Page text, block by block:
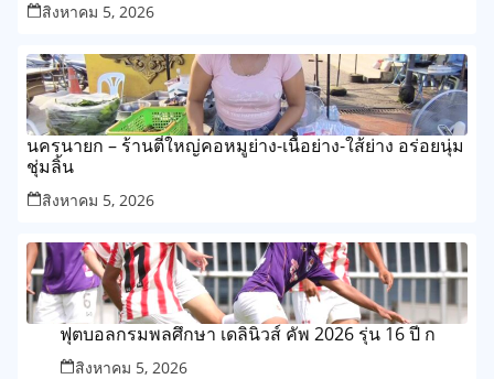
สิงหาคม 5, 2026
นครนายก – ร้านตี๋ใหญ่คอหมูย่าง-เนื้อย่าง-ใส้ย่าง อร่อยนุ่ม
ชุ่มลิ้น
สิงหาคม 5, 2026
ฟุตบอลกรมพลศึกษา เดลินิวส์ คัพ 2026 รุ่น 16 ปี ก
สิงหาคม 5, 2026